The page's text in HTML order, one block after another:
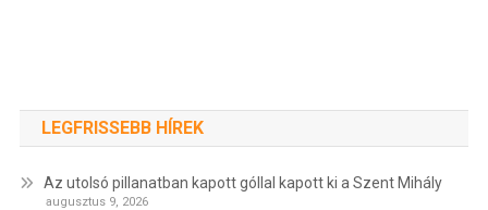
LEGFRISSEBB HÍREK
Az utolsó pillanatban kapott góllal kapott ki a Szent Mihály
augusztus 9, 2026